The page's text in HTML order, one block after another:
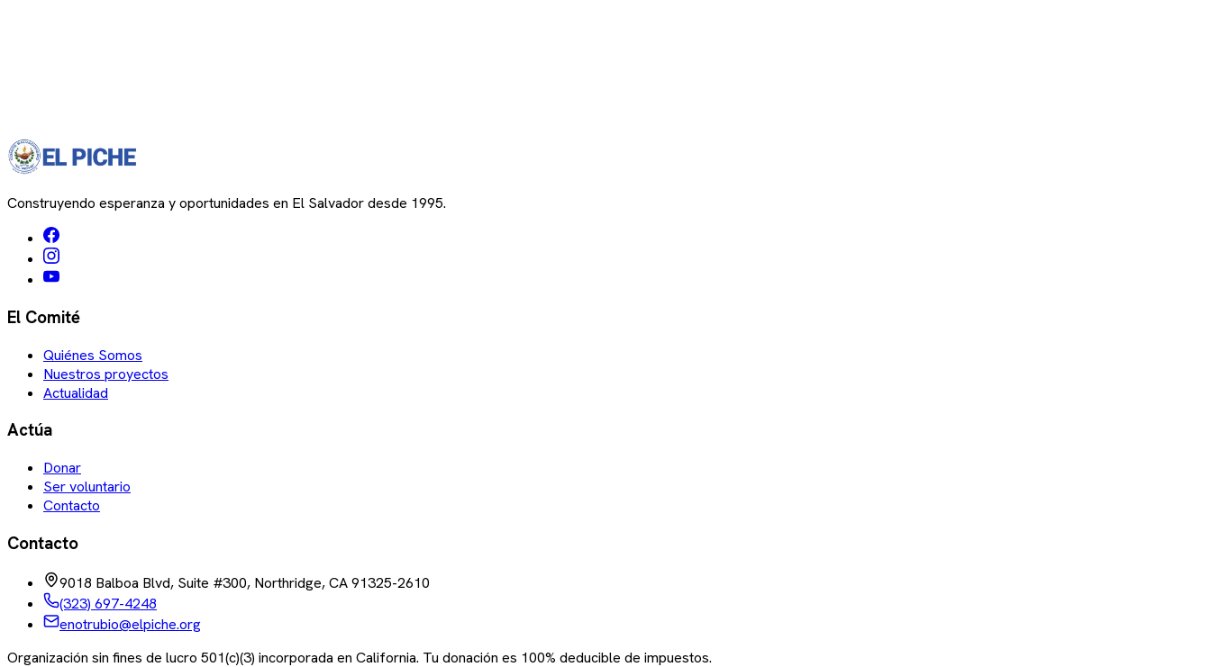
Construyendo esperanza y oportunidades en El Salvador desde 1995.
El Comité
Quiénes Somos
Nuestros proyectos
Actualidad
Actúa
Donar
Ser voluntario
Contacto
Contacto
9018 Balboa Blvd, Suite #300, Northridge, CA 91325-2610
(323) 697-4248
enotrubio@elpiche.org
Organización sin fines de lucro 501(c)(3) incorporada en California. Tu donación es 100% deducible de impuestos.